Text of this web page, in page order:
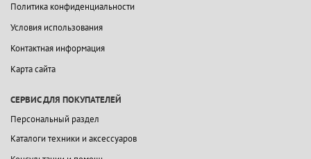
Политика конфиденциальности
Условия использования
Контактная информация
Карта сайта
СЕРВИС ДЛЯ ПОКУПАТЕЛЕЙ
Персональный раздел
Каталоги техники и аксессуаров